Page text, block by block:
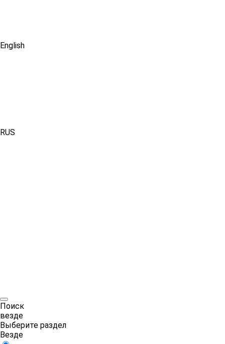
English
RUS
Поиск
везде
Выберите раздел
Везде